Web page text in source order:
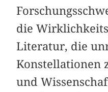
die
Literatur, die
Konstellationen
und